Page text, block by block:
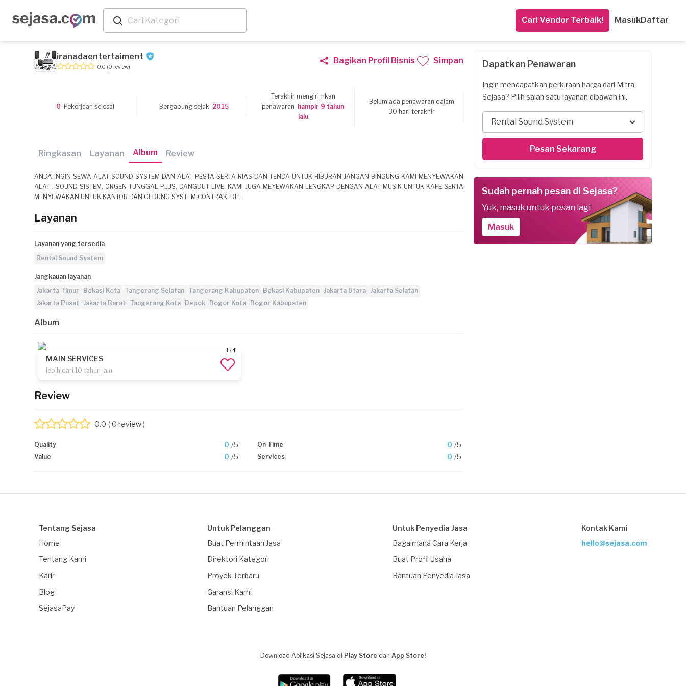
Cari Vendor Terbaik! MasukDaftar
iranadaentertaiment
0.0 (0 review)
Bagikan Profil Bisnis Simpan
0 Pekerjaan selesai Bergabung sejak 2015
Terakhir mengirimkan
penawaran hampir 9 tahun
lalu
Belum ada penawaran dalam
30 hari terakhir
Ringkasan Layanan Album Review
ANDA INGIN SEWA ALAT SOUND SYSTEM DAN ALAT PESTA SERTA RIAS DAN TENDA UNTUK HIBURAN JANGAN BINGUNG KAMI MENYEWAKAN
ALAT . SOUND SISTEM, ORGEN TUNGGAL PLUS, DANGDUT LIVE. KAMI JUGA MEYEWAKAN LENGKAP DENGAN ALAT MUSIK UNTUK KAFE SERTA
MENYEWAKAN UNTUK KANTOR DAN GEDUNG SYSTEM CONTRAK, DLL.
Layanan
Layanan yang tersedia
Rental Sound System
Jangkauan layanan
Jakarta Timur
Bekasi Kota Tangerang Selatan Tangerang Kabupaten Bekasi Kabupaten Jakarta Utara Jakarta Selatan
Jakarta Pusat
Jakarta Barat Tangerang Kota Depok Bogor Kota Bogor Kabupaten
Album
1 / 4
MAIN SERVICES
lebih dari 10 tahun lalu
Review
0.0 ( 0 review )
Quality 0 /5 On Time 0 /5
Value 0 /5 Services 0 /5
Dapatkan Penawaran
Ingin mendapatkan perkiraan harga dari Mitra
Sejasa? Pilih salah satu layanan dibawah ini.
Rental Sound System
Pesan Sekarang
Sudah pernah pesan di Sejasa?
Yuk, masuk untuk pesan lagi
Masuk
Tentang Sejasa
Home
Tentang Kami
Karir
Blog
SejasaPay
Untuk Pelanggan
Buat Permintaan Jasa
Direktori Kategori
Proyek Terbaru
Garansi Kami
Bantuan Pelanggan
Untuk Penyedia Jasa
Bagaimana Cara Kerja
Buat Profil Usaha
Bantuan Penyedia Jasa
Kontak Kami
hello@sejasa.com
Download Aplikasi Sejasa di Play Store dan App Store!